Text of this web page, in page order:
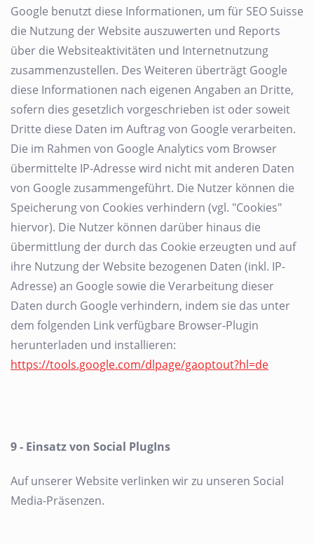
Google benutzt diese Informationen, um für SEO Suisse
die Nutzung der Website auszuwerten und Reports
über die Websiteaktivitäten und Internetnutzung
zusammenzustellen. Des Weiteren überträgt Google
diese Informationen nach eigenen Angaben an Dritte,
sofern dies gesetzlich vorgeschrieben ist oder soweit
Dritte diese Daten im Auftrag von Google verarbeiten.
Die im Rahmen von Google Analytics vom Browser
übermittelte IP-Adresse wird nicht mit anderen Daten
von Google zusammengeführt. Die Nutzer können die
Speicherung von Cookies verhindern (vgl. "Cookies"
hiervor). Die Nutzer können darüber hinaus die
übermittlung der durch das Cookie erzeugten und auf
ihre Nutzung der Website bezogenen Daten (inkl. IP-
Adresse) an Google sowie die Verarbeitung dieser
Daten durch Google verhindern, indem sie das unter
dem folgenden Link verfügbare Browser-Plugin
herunterladen und installieren:
https://tools.google.com/dlpage/gaoptout?hl=de
9 - Einsatz von Social PlugIns
Auf unserer Website verlinken wir zu unseren Social
Media-Präsenzen.